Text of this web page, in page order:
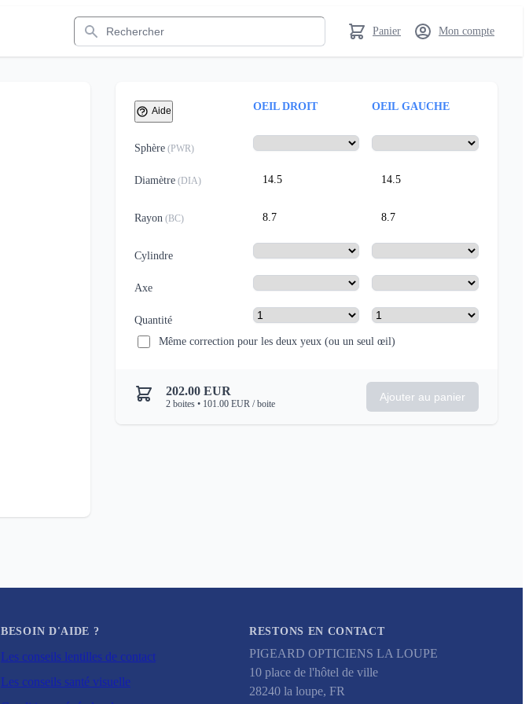
Rechercher
Panier Mon compte
Aide OEIL DROIT OEIL GAUCHE
Sphère(PWR)
Diamètre(DIA) 14.5 14.5
Rayon(BC) 8.7 8.7
Cylindre
Axe
Quantité
Même correction pour les deux yeux (ou un seul œil)
202.00 EUR
2boites• 101.00 EUR / boite
Ajouter au panier
BESOIN D'AIDE ?
Les conseils lentilles de contact
Les conseils santé visuelle
RESTONS EN CONTACT
PIGEARD OPTICIENS LA LOUPE
10 place de l'hôtel de ville
28240 la loupe, FR